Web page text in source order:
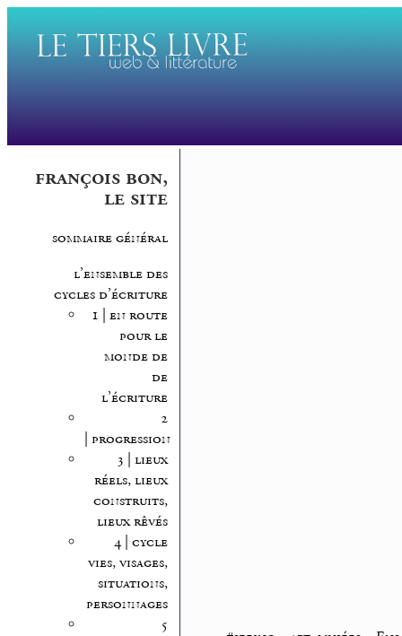
françois bon,
le site
sommaire général
l’ensemble des
cycles d’écriture
1 | en route
pour le
monde de
de
l’écriture
2
| progression
3 | lieux
réels, lieux
construits,
lieux rêvés
4 | cycle
vies, visages,
situations,
personnages
5